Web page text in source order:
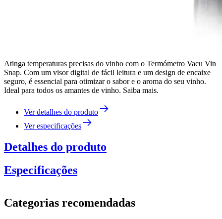
Atinga temperaturas precisas do vinho com o Termómetro Vacu Vin
Snap. Com um visor digital de fácil leitura e um design de encaixe
seguro, é essencial para otimizar o sabor e o aroma do seu vinho.
Ideal para todos os amantes de vinho. Saiba mais.
Ver detalhes do produto
Ver especificações
Detalhes do produto
Especificações
Número do produtoV3630360
Categorias recomendadas